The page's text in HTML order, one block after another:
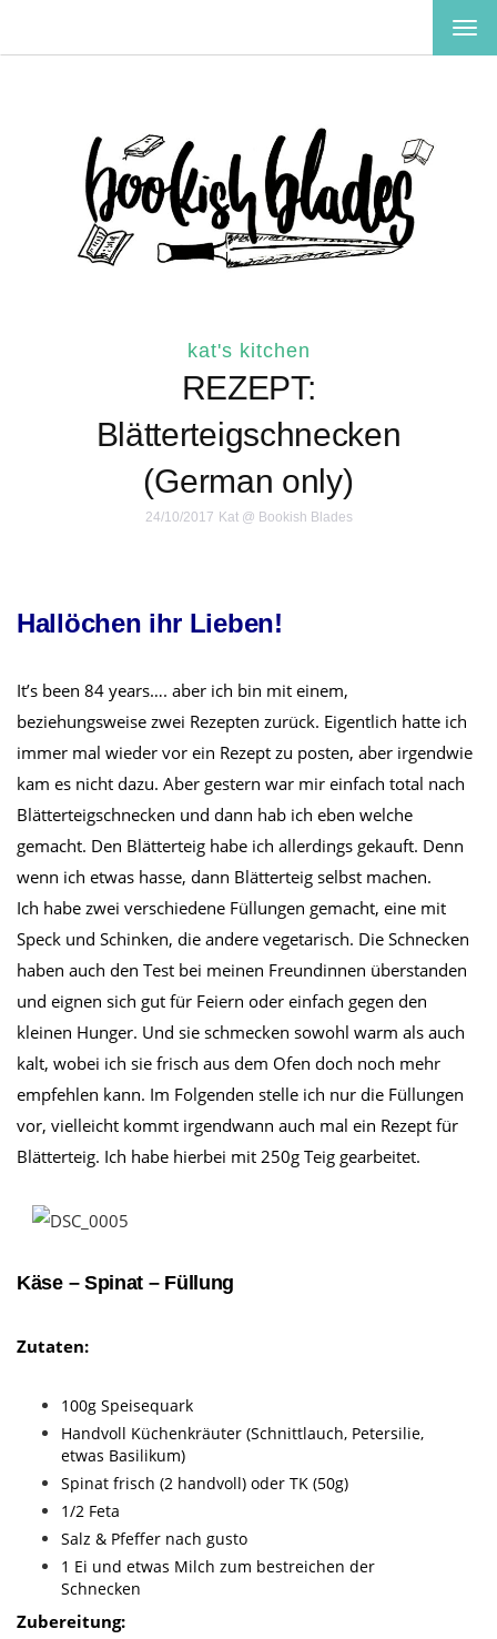
kat's kitchen
REZEPT:
Blätterteigschnecken
(German only)
24/10/2017 Kat @ Bookish Blades
Hallöchen ihr Lieben!
It’s been 84 years…. aber ich bin mit einem,
beziehungsweise zwei Rezepten zurück. Eigentlich hatte ich
immer mal wieder vor ein Rezept zu posten, aber irgendwie
kam es nicht dazu. Aber gestern war mir einfach total nach
Blätterteigschnecken und dann hab ich eben welche
gemacht. Den Blätterteig habe ich allerdings gekauft. Denn
wenn ich etwas hasse, dann Blätterteig selbst machen.
Ich habe zwei verschiedene Füllungen gemacht, eine mit
Speck und Schinken, die andere vegetarisch. Die Schnecken
haben auch den Test bei meinen Freundinnen überstanden
und eignen sich gut für Feiern oder einfach gegen den
kleinen Hunger. Und sie schmecken sowohl warm als auch
kalt, wobei ich sie frisch aus dem Ofen doch noch mehr
empfehlen kann. Im Folgenden stelle ich nur die Füllungen
vor, vielleicht kommt irgendwann auch mal ein Rezept für
Blätterteig. Ich habe hierbei mit 250g Teig gearbeitet.
Käse – Spinat – Füllung
Zutaten:
100g Speisequark
Handvoll Küchenkräuter (Schnittlauch, Petersilie,
etwas Basilikum)
Spinat frisch (2 handvoll) oder TK (50g)
1/2 Feta
Salz & Pfeffer nach gusto
1 Ei und etwas Milch zum bestreichen der
Schnecken
Zubereitung: